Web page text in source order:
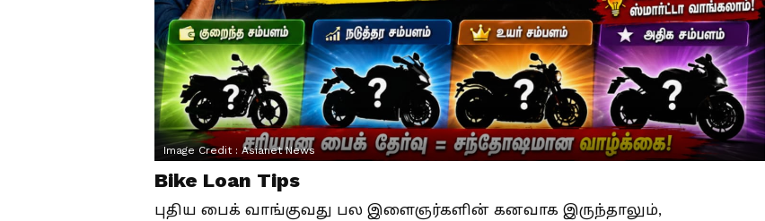
Image Credit : Asianet News
Bike Loan Tips
புதிய பைக் வாங்குவது பல இளைஞர்களின் கனவாக இருந்தாலும்,